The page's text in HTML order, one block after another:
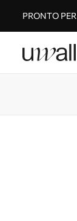
PRONTO